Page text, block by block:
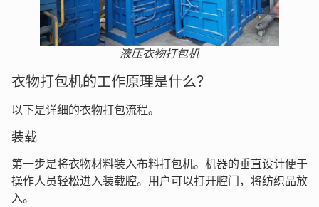
液压衣物打包机
衣物打包机的工作原理是什么？
以下是详细的衣物打包流程。
装载
第一步是将衣物材料装入布料打包机。机器的垂直设计便于
操作人员轻松进入装载腔。用户可以打开腔门，将纺织品放
入。